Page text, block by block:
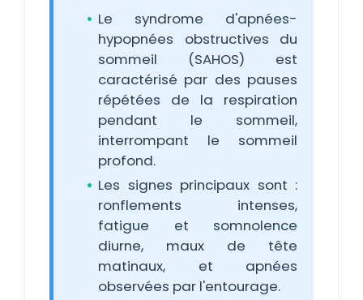
Le syndrome d'apnées-
hypopnées obstructives du
sommeil (SAHOS) est
caractérisé par des pauses
répétées de la respiration
pendant le sommeil,
interrompant le sommeil
profond.
Les signes principaux sont :
ronflements intenses,
fatigue et somnolence
diurne, maux de tête
matinaux, et apnées
observées par l'entourage.